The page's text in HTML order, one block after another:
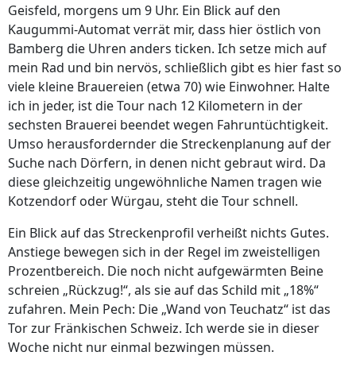
Geisfeld, morgens um 9 Uhr. Ein Blick auf den
Kaugummi-Automat verrät mir, dass hier östlich von
Bamberg die Uhren anders ticken. Ich setze mich auf
mein Rad und bin nervös, schließlich gibt es hier fast so
viele kleine Brauereien (etwa 70) wie Einwohner. Halte
ich in jeder, ist die Tour nach 12 Kilometern in der
sechsten Brauerei beendet wegen Fahruntüchtigkeit.
Umso herausfordernder die Streckenplanung auf der
Suche nach Dörfern, in denen nicht gebraut wird. Da
diese gleichzeitig ungewöhnliche Namen tragen wie
Kotzendorf oder Würgau, steht die Tour schnell.
Ein Blick auf das Streckenprofil verheißt nichts Gutes.
Anstiege bewegen sich in der Regel im zweistelligen
Prozentbereich. Die noch nicht aufgewärmten Beine
schreien „Rückzug!“, als sie auf das Schild mit „18%“
zufahren. Mein Pech: Die „Wand von Teuchatz“ ist das
Tor zur Fränkischen Schweiz. Ich werde sie in dieser
Woche nicht nur einmal bezwingen müssen.